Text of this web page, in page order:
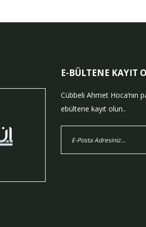
E-BÜLTENE KAYIT
Cübbeli Ahmet Hoca’nın
ebültene kayıt olun..